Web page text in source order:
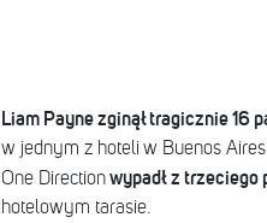
Liam Payne zginął tragicznie 16
w jednym z hoteli w Buenos
One Directionwypadł z trzeciego
hotelowym tarasie.